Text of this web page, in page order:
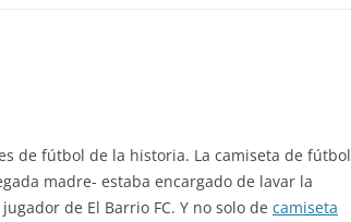
de fútbol de la historia. La camiseta de fútbol
madre- estaba encargado de lavar la
de El Barrio FC. Y no solo de camiseta